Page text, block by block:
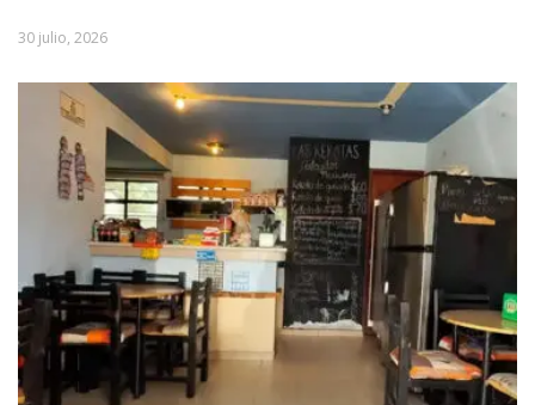
30 julio, 2026